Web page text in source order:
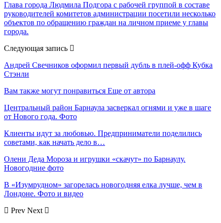
Глава города Людмила Подгора с рабочей группой в составе
руководителей комитетов администрации посетили несколько
объектов по обращению граждан на личном приеме у главы
города.
Следующая запись
Андрей Свечников оформил первый дубль в плей-офф Кубка
Стэнли
Вам также могут понравиться Еще от автора
Центральный район Барнаула засверкал огнями и уже в шаге
от Нового года. Фото
Клиенты идут за любовью. Предприниматели поделились
советами, как начать дело в…
Олени Деда Мороза и игрушки «скачут» по Барнаулу.
Новогодние фото
В «Изумрудном» загорелась новогодняя елка лучше, чем в
Лондоне. Фото и видео
Prev Next